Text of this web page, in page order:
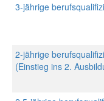
3-jährige
2-jährige
(Einstieg ins 2.